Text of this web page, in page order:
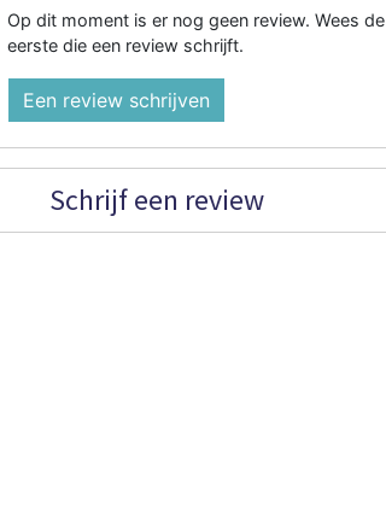
Op dit moment is er nog geen review. Wees de
eerste die een review schrijft.
Een review schrijven
Schrijf een review